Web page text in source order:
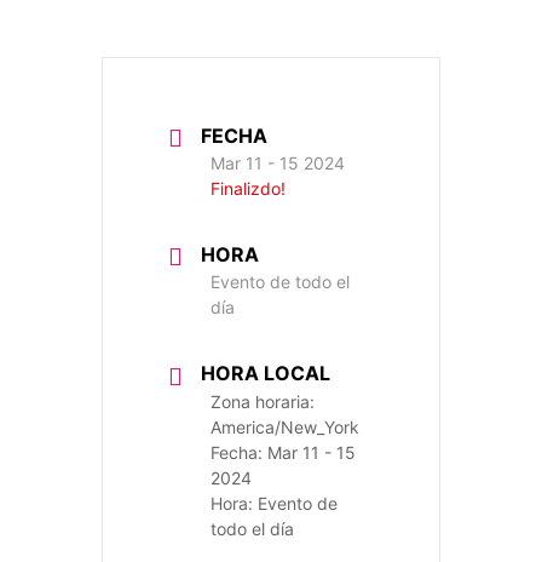
FECHA
Mar 11 - 15 2024
Finalizdo!
HORA
Evento de todo el
día
HORA LOCAL
Zona horaria:
America/New_York
Fecha: Mar 11 - 15
2024
Hora: Evento de
todo el día